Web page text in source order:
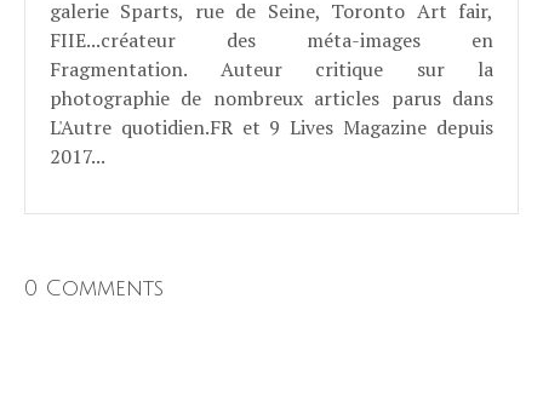
galerie Sparts, rue de Seine, Toronto Art fair,
FIIE...créateur des méta-images en
Fragmentation. Auteur critique sur la
photographie de nombreux articles parus dans
L'Autre quotidien.FR et 9 Lives Magazine depuis
2017...
0 Comments